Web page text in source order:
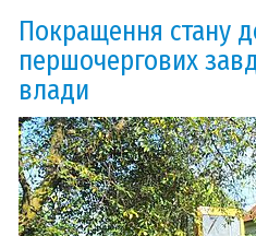
Покращення стану
першочергових
влади